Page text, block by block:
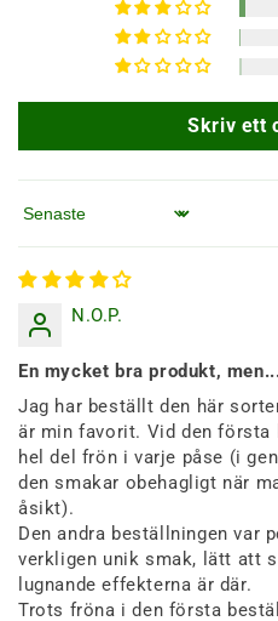
Skriv ett
Sortera efter
N.O.P.
En mycket bra produkt,
Jag har beställt den här
är min favorit. Vid den första
hel del frön i varje påse (i
den smakar obehagligt när
åsikt).
Den andra beställningen var
verkligen unik smak, lätt att
lugnande effekterna är där.
Trots fröna i den första